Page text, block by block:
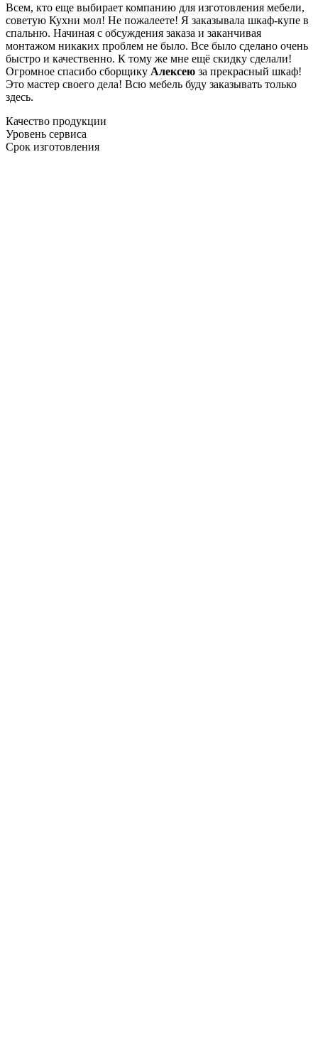
Всем, кто еще выбирает компанию для изготовления мебели,
советую Кухни мол! Не пожалеете! Я заказывала шкаф-купе в
спальню. Начиная с обсуждения заказа и заканчивая
монтажом никаких проблем не было. Все было сделано очень
быстро и качественно. К тому же мне ещё скидку сделали!
Огромное спасибо сборщику Алексею за прекрасный шкаф!
Это мастер своего дела! Всю мебель буду заказывать только
здесь.
Качество продукции
Уровень сервиса
Срок изготовления